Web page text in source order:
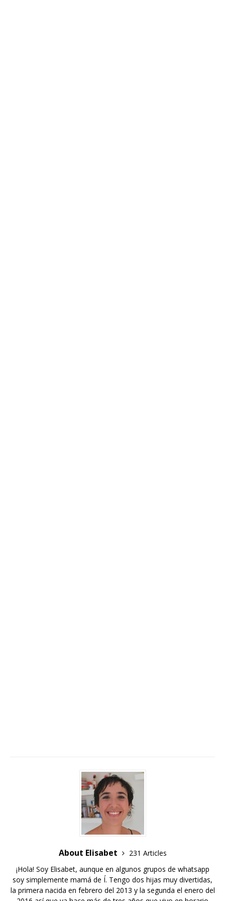
About Elisabet
231 Articles
¡Hola! Soy Elisabet, aunque en algunos grupos de whatsapp
soy simplemente mamá de Í. Tengo dos hijas muy divertidas,
la primera nacida en febrero del 2013 y la segunda el enero del